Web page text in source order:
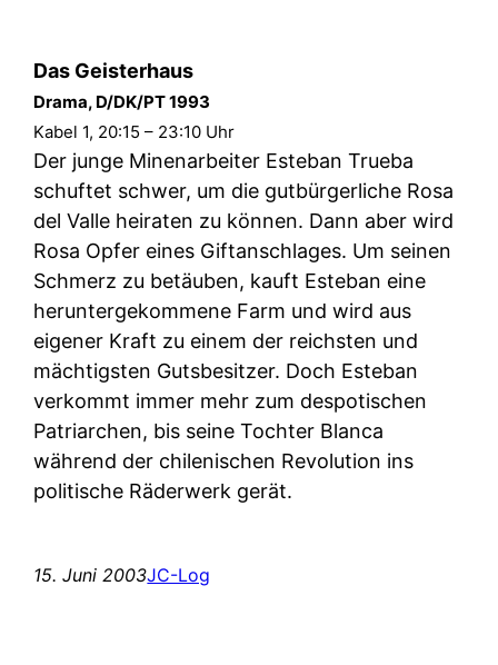
Das Geisterhaus
Drama, D/DK/PT 1993
Kabel 1, 20:15 – 23:10 Uhr
Der junge Minenarbeiter Esteban Trueba
schuftet schwer, um die gutbürgerliche Rosa
del Valle heiraten zu können. Dann aber wird
Rosa Opfer eines Giftanschlages. Um seinen
Schmerz zu betäuben, kauft Esteban eine
heruntergekommene Farm und wird aus
eigener Kraft zu einem der reichsten und
mächtigsten Gutsbesitzer. Doch Esteban
verkommt immer mehr zum despotischen
Patriarchen, bis seine Tochter Blanca
während der chilenischen Revolution ins
politische Räderwerk gerät.
15. Juni 2003JC-Log